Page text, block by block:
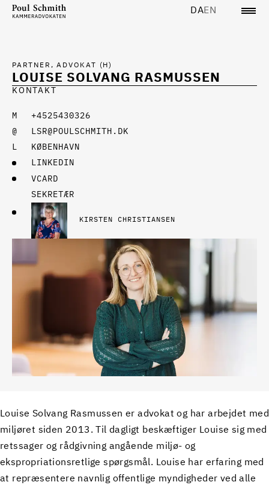
DAEN
LOUISE SOLVANG RASMUSSEN
PARTNER, ADVOKAT (H)
KONTAKT
+4525430326
LSR@POULSCHMITH.DK
KØBENHAVN
LINKEDIN
VCARD
SEKRETÆR
KIRSTEN CHRISTIANSEN
Louise Solvang Rasmussen er advokat og har arbejdet med
miljøret siden 2013. Til dagligt beskæftiger Louise sig med
retssager og rådgivning angående miljø- og
ekspropriationsretlige spørgsmål. Louise har erfaring med
at repræsentere navnlig offentlige myndigheder ved alle